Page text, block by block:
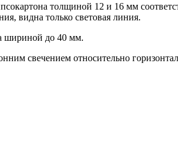
толщиной 12 и 16 мм
видна только световая линия.
шириной до 40 мм.
свечением относительно